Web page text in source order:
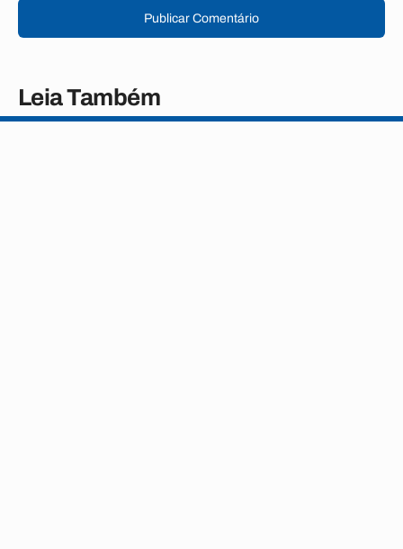
Publicar Comentário
Leia Também